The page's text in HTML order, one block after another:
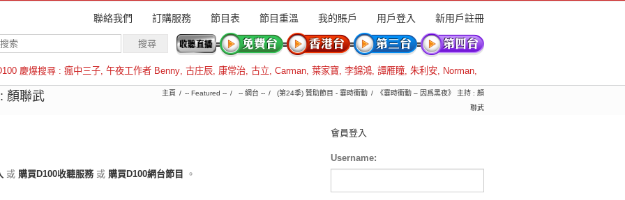
聯絡我們 訂購服務 節目表 節目重溫 我的賬戶 用戶登入 新用戶註冊
慶爆搜尋 : 瘋中三子, 午夜工作者 Benny, 古庄辰, 康常治, 古立, Carman, 葉家寶, 李錦鴻, 譚雁瞳, 朱利安, Norman,
倫斯
顏聯武 主頁 -- Featured -- -- 網台 -- (第24季) 贊助節目 - 霎時衝動
《霎時衝動 – 因爲黑夜》 主持 : 顏
聯武
或 購買D100收聽服務 或 購買D100網台節目 。
會員登入
Username: